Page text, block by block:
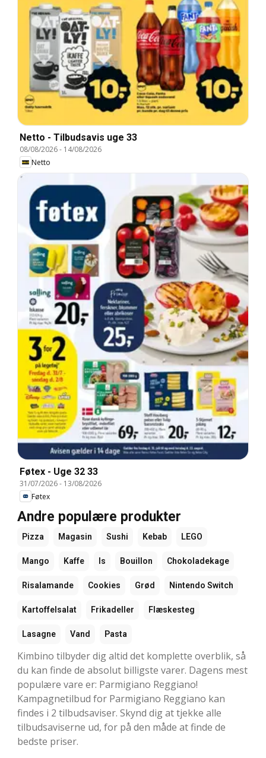
Netto - Tilbudsavis uge 33
08/08/2026- 14/08/2026
Netto
Føtex - Uge 32 33
31/07/2026- 13/08/2026
Føtex
Andre populære produkter
Pizza Magasin Sushi Kebab LEGO
Mango Kaffe Is Bouillon Chokoladekage
Risalamande Cookies Grød Nintendo Switch
Kartoffelsalat Frikadeller Flæskesteg
Lasagne Vand Pasta
Kimbino tilbyder dig altid det komplette overblik, så
du kan finde de absolut billigste varer. Dagens mest
populære vare er: Parmigiano Reggiano!
Kampagnetilbud for Parmigiano Reggiano kan
findes i 2 tilbudsaviser. Skynd dig at tjekke alle
tilbudsaviserne ud, for på den måde at finde de
bedste priser.